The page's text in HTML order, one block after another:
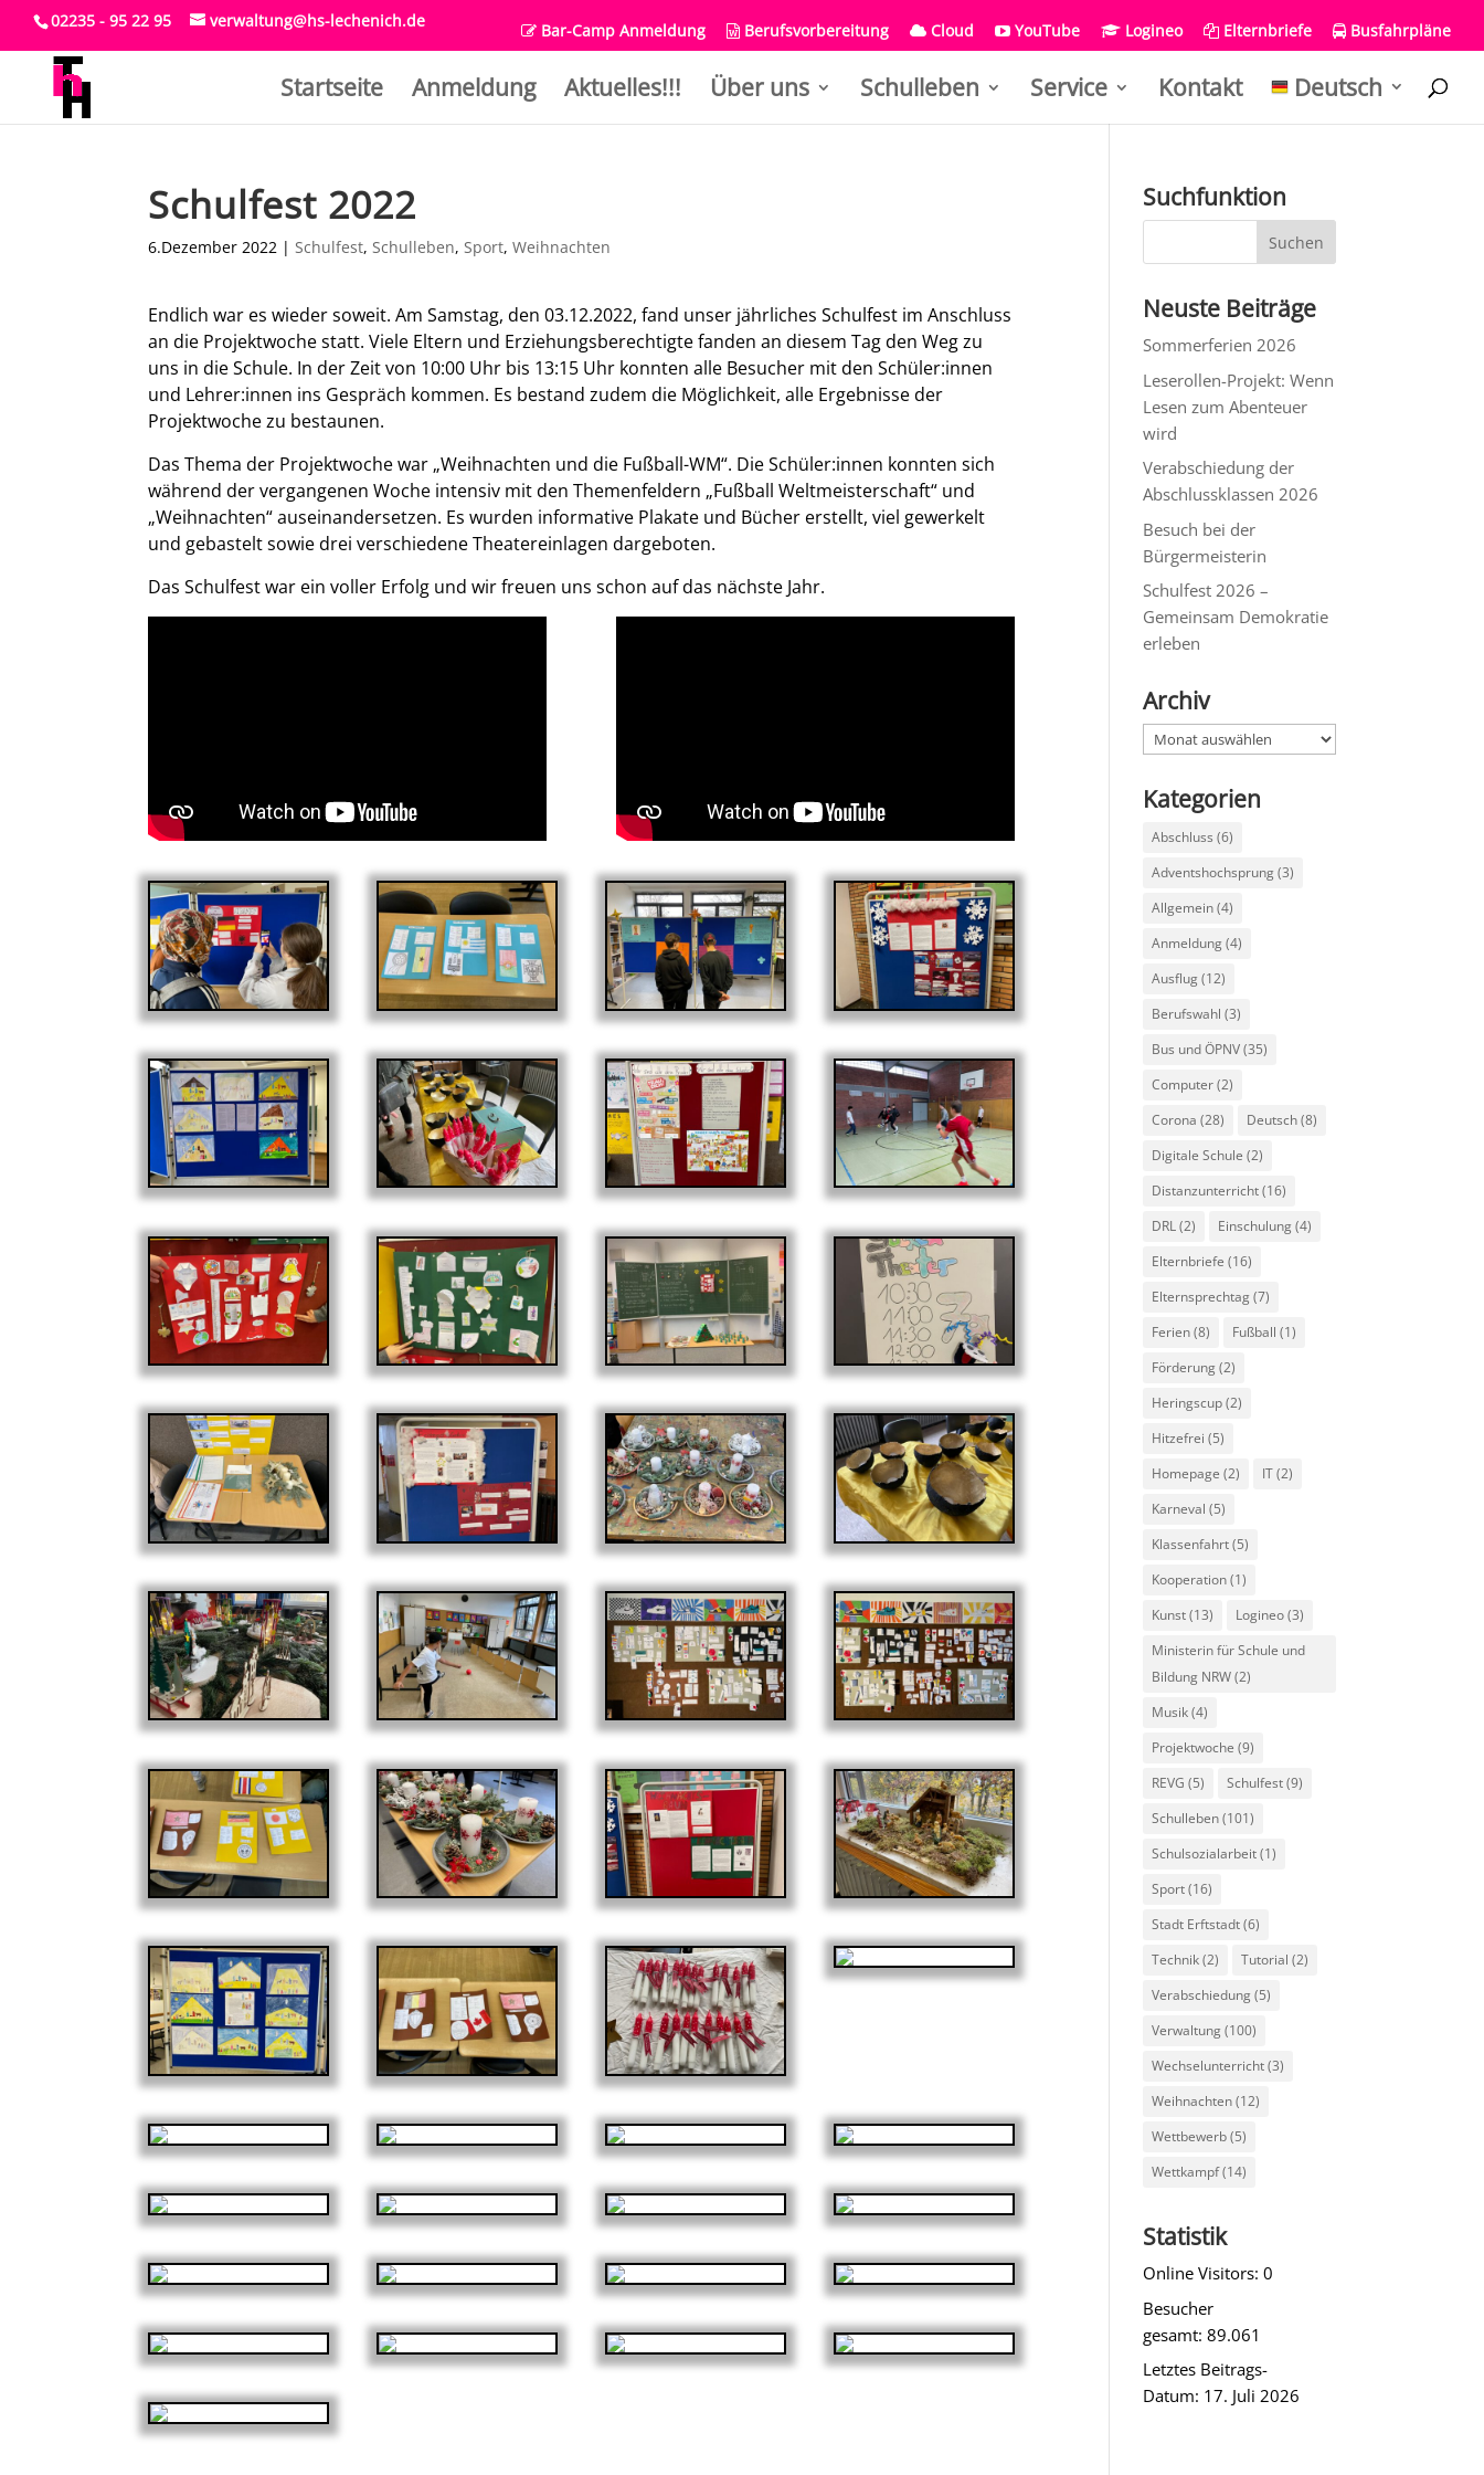
02235 - 95 22 95 verwaltung@hs-lechenich.de Bar-Camp Anmeldung Berufsvorbereitung Cloud YouTube Logineo Elternbriefe Busfahrpläne
Startseite Anmeldung Aktuelles!!! Über uns Schulleben Service Kontakt Deutsch
Schulfest 2022
6.Dezember 2022 |Schulfest,Schulleben,Sport,Weihnachten
Endlich war es wieder soweit. Am Samstag, den 03.12.2022, fand unser jährliches Schulfest im Anschluss
an die Projektwoche statt. Viele Eltern und Erziehungsberechtigte fanden an diesem Tag den Weg zu
uns in die Schule. In der Zeit von 10:00 Uhr bis 13:15 Uhr konnten alle Besucher mit den Schüler:innen
und Lehrer:innen ins Gespräch kommen. Es bestand zudem die Möglichkeit, alle Ergebnisse der
Projektwoche zu bestaunen.
Das Thema der Projektwoche war „Weihnachten und die Fußball-WM“. Die Schüler:innen konnten sich
während der vergangenen Woche intensiv mit den Themenfeldern „Fußball Weltmeisterschaft“ und
„Weihnachten“ auseinandersetzen. Es wurden informative Plakate und Bücher erstellt, viel gewerkelt
und gebastelt sowie drei verschiedene Theatereinlagen dargeboten.
Das Schulfest war ein voller Erfolg und wir freuen uns schon auf das nächste Jahr.
Suchfunktion
Neuste Beiträge
Sommerferien 2026
Leserollen-Projekt: Wenn
Lesen zum Abenteuer
wird
Verabschiedung der
Abschlussklassen 2026
Besuch bei der
Bürgermeisterin
Schulfest 2026 –
Gemeinsam Demokratie
erleben
Archiv
Archiv
Kategorien
Abschluss (6)
Adventshochsprung(3)
Allgemein(4)
Anmeldung(4)
Ausflug(12)
Berufswahl (3)
Bus und ÖPNV(35)
Computer(2)
Corona (28) Deutsch(8)
Digitale Schule (2)
Distanzunterricht(16)
DRL(2) Einschulung(4)
Elternbriefe (16)
Elternsprechtag(7)
Ferien(8) Fußball (1)
Förderung(2)
Heringscup(2)
Hitzefrei (5)
Homepage (2) IT(2)
Karneval (5)
Klassenfahrt(5)
Kooperation(1)
Kunst(13) Logineo(3)
Ministerin für Schule und
Bildung NRW(2)
Musik(4)
Projektwoche (9)
REVG (5) Schulfest(9)
Schulleben(101)
Schulsozialarbeit(1)
Sport(16)
Stadt Erftstadt(6)
Technik(2) Tutorial (2)
Verabschiedung(5)
Verwaltung(100)
Wechselunterricht(3)
Weihnachten(12)
Wettbewerb(5)
Wettkampf(14)
Statistik
Online Visitors:0
Besucher
gesamt:89.061
Letztes Beitrags-
Datum: 17. Juli 2026